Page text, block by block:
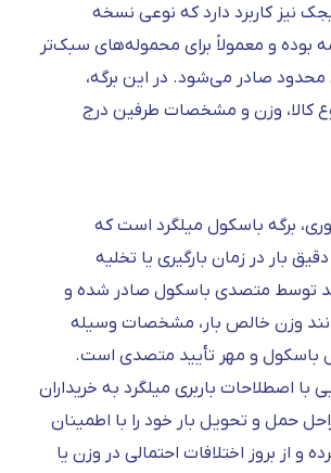
نیز کاربرد دارد که نوعی نسخه
بوده و معمولاً برای محموله‌های سبک‌تر
صادر می‌شود. در این برگه،
کالا، وزن و مشخصات طرفین درج
برگه باسکول میلگرد است که
بار در زمان بارگیری یا تخلیه
توسط متصدی باسکول صادر شده و
وزن خالص بار، مشخصات وسیله
باسکول و مهر تأیید متصدی است.
با اصطلاحات باربری میلگرد به خریداران
حمل و تحویل بار خود را با اطمینان
و از بروز اختلافات احتمالی در وزن یا